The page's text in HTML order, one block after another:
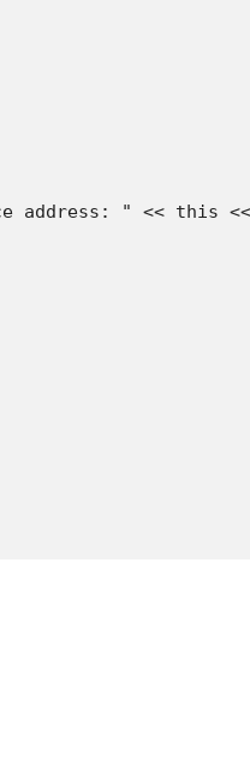
address: " << this